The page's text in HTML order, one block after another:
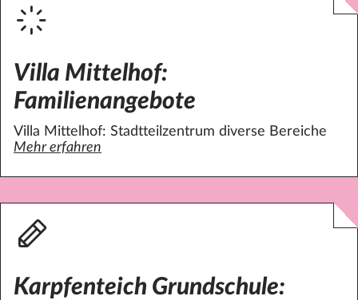
Villa Mittelhof:
Familienangebote
Villa Mittelhof: Stadtteilzentrum diverse Bereiche
Mehr erfahren
über Villa Mittelhof: Familienangebote
Karpfenteich Grundschule: